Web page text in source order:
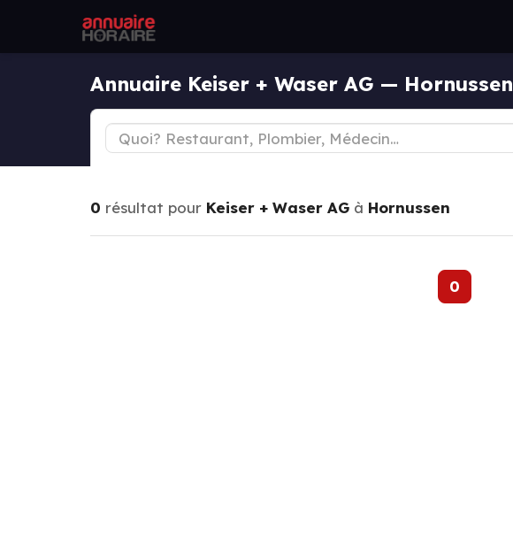
Annuaire Keiser + Waser AG — Hornussen
0 résultat pour Keiser + Waser AG à Hornussen
0